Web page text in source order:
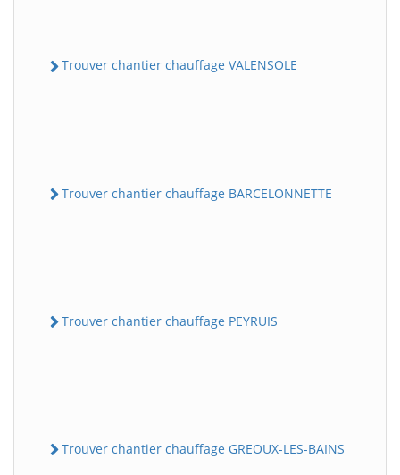
Trouver chantier chauffage VALENSOLE
Trouver chantier chauffage BARCELONNETTE
Trouver chantier chauffage PEYRUIS
Trouver chantier chauffage GREOUX-LES-BAINS